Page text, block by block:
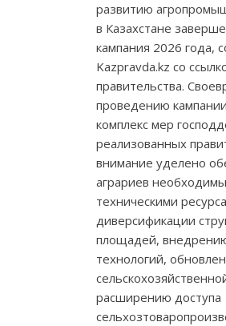
развитию
в Казахстане
кампания 2026 года,
Kazpravda.kz со
правительства.
проведению
комплекс мер
реализованных
внимание уделено
аграриев
техническими
диверсификации
площадей,
технологий,
расширению доступа